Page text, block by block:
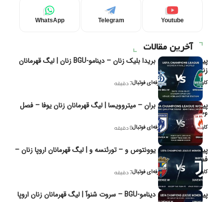
Youtube
Telegram
WhatsApp
آخرین مقالات
پیش‌بینی و تحلیل بریدا بلیک زنان – دینامو-BGU زنان | لیگ قهرمانان
زنان یوفا
کاوه نیک‌فر، تحلیل‌گر حرفه‌ای فوتبال7 دقیقه
پیش‌بینی و تحلیل بران – میتروویسا | لیگ قهرمانان زنان یوفا – فصل
۲۰۲۶
کاوه نیک‌فر، تحلیل‌گر حرفه‌ای فوتبال8 دقیقه
پیش‌بینی و تحلیل یوونتوس و – تورئنسه و | لیگ قهرمانان اروپا زنان –
فصل ۲۰۲۶
کاوه نیک‌فر، تحلیل‌گر حرفه‌ای فوتبال7 دقیقه
پیش‌بینی و تحلیل دینامو-BGU – سروت شنوآ | لیگ قهرمانان زنان اروپا